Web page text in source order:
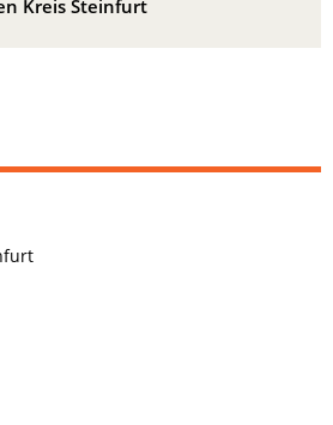
Kreis Steinfurt